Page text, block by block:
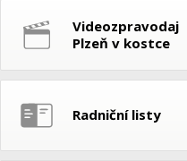
Videozpravodaj
Plzeň v kostce
Radniční listy